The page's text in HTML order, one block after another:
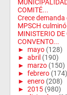
COMITÉ...
Crece demanda
MPSCH
MINISTERIO
CONVENTO...
► mayo (128)
► abril (190)
► marzo (150)
► febrero (174)
► enero (208)
► 2015 (980)